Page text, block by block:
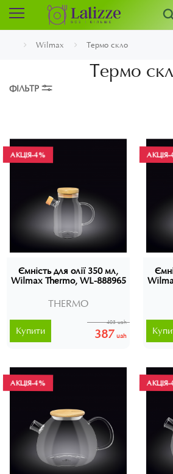
Wilmax Термо скло
Термо
ФІЛЬТР
АКЦІЯ-4%
Ємність для олії 350 мл,
Wilmax Thermo, WL-888965
THERMO
387 uah
403 uah
Купити
АКЦІЯ-
АКЦІЯ-4% АКЦІЯ-